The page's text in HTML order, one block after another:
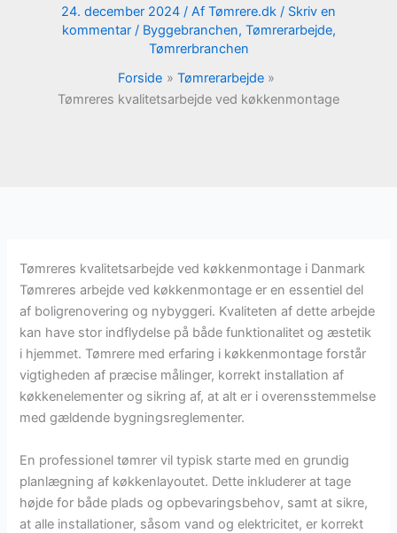
24. december 2024 / Af Tømrere.dk / Skriv en
kommentar / Byggebranchen, Tømrerarbejde,
Tømrerbranchen
Forside
Tømrerarbejde
Tømreres kvalitetsarbejde ved køkkenmontage
Tømreres kvalitetsarbejde ved køkkenmontage i Danmark
Tømreres arbejde ved køkkenmontage er en essentiel del
af boligrenovering og nybyggeri. Kvaliteten af dette arbejde
kan have stor indflydelse på både funktionalitet og æstetik
i hjemmet. Tømrere med erfaring i køkkenmontage forstår
vigtigheden af præcise målinger, korrekt installation af
køkkenelementer og sikring af, at alt er i overensstemmelse
med gældende bygningsreglementer.
En professionel tømrer vil typisk starte med en grundig
planlægning af køkkenlayoutet. Dette inkluderer at tage
højde for både plads og opbevaringsbehov, samt at sikre,
at alle installationer, såsom vand og elektricitet, er korrekt